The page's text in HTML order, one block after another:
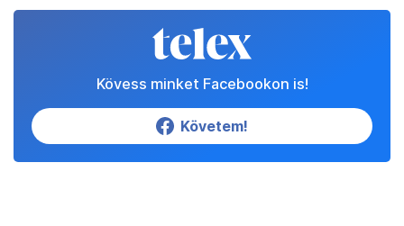
Kövess minket Facebookon is!
Követem!